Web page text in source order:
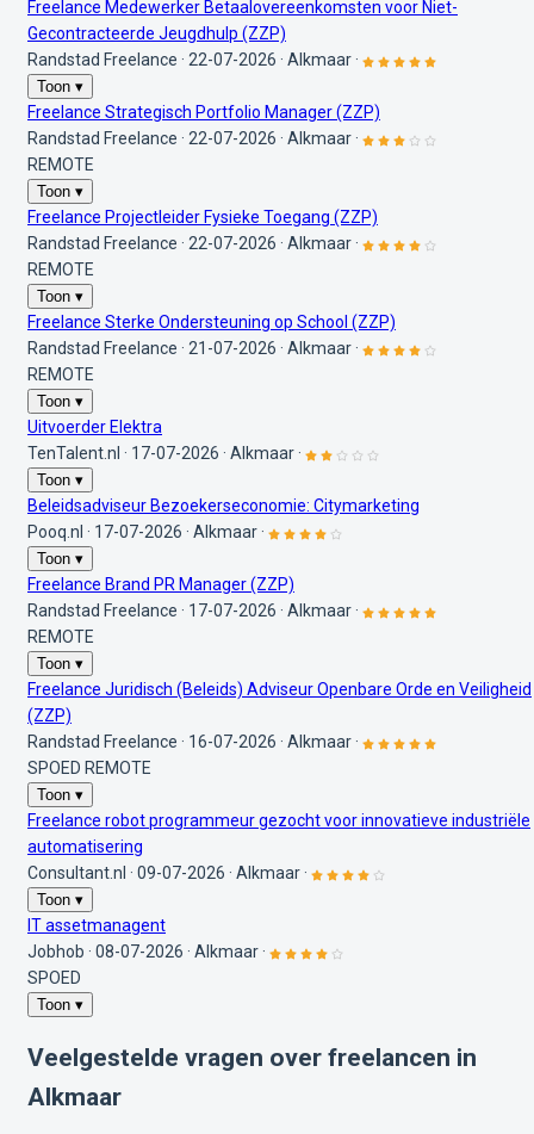
Freelance Medewerker Betaalovereenkomsten voor Niet-
Gecontracteerde Jeugdhulp (ZZP)
Randstad Freelance · 22-07-2026 · Alkmaar ·
Toon ▾
Freelance Strategisch Portfolio Manager (ZZP)
Randstad Freelance · 22-07-2026 · Alkmaar ·
REMOTE
Toon ▾
Freelance Projectleider Fysieke Toegang (ZZP)
Randstad Freelance · 22-07-2026 · Alkmaar ·
REMOTE
Toon ▾
Freelance Sterke Ondersteuning op School (ZZP)
Randstad Freelance · 21-07-2026 · Alkmaar ·
REMOTE
Toon ▾
Uitvoerder Elektra
TenTalent.nl · 17-07-2026 · Alkmaar ·
Toon ▾
Beleidsadviseur Bezoekerseconomie: Citymarketing
Pooq.nl · 17-07-2026 · Alkmaar ·
Toon ▾
Freelance Brand PR Manager (ZZP)
Randstad Freelance · 17-07-2026 · Alkmaar ·
REMOTE
Toon ▾
Freelance Juridisch (Beleids) Adviseur Openbare Orde en Veiligheid
(ZZP)
Randstad Freelance · 16-07-2026 · Alkmaar ·
SPOED REMOTE
Toon ▾
Freelance robot programmeur gezocht voor innovatieve industriële
automatisering
Consultant.nl · 09-07-2026 · Alkmaar ·
Toon ▾
IT assetmanagent
Jobhob · 08-07-2026 · Alkmaar ·
SPOED
Toon ▾
Veelgestelde vragen over freelancen in
Alkmaar